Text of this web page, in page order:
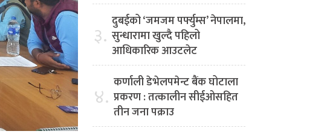
३. दुबईको ‘जमजम पर्फ्युम्स’ नेपालमा,
सुन्धारामा खुल्दै पहिलो
आधिकारिक आउटलेट
४. कर्णाली डेभेलपमेन्ट बैंक घोटाला
प्रकरण : तत्कालीन सीईओसहित
तीन जना पक्राउ